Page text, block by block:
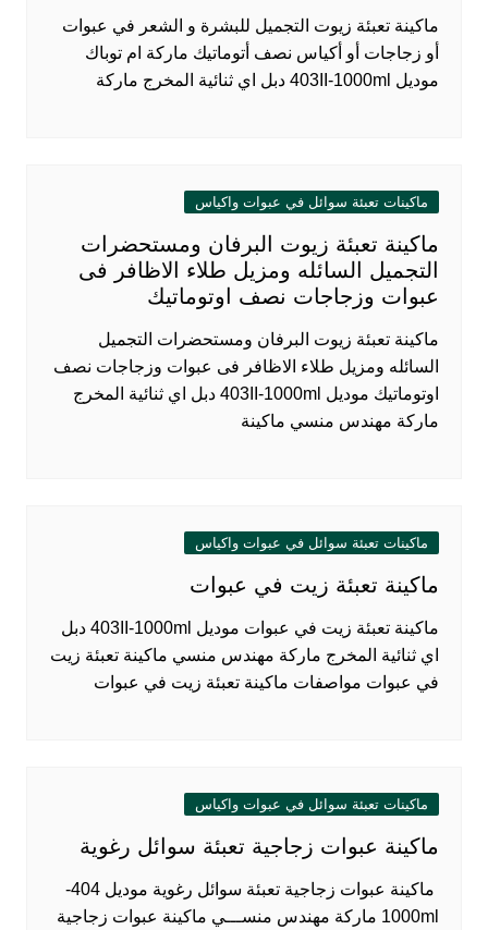
ماكينة تعبئة زيوت التجميل للبشرة و الشعر في عبوات
أو زجاجات أو أكياس نصف أتوماتيك ماركة ام توباك
موديل 403II-1000ml دبل اي ثنائية المخرج ماركة
ماكينات تعبئة سوائل في عبوات واكياس
ماكينة تعبئة زيوت البرفان ومستحضرات
التجميل السائله ومزيل طلاء الاظافر فى
عبوات وزجاجات نصف اوتوماتيك
ماكينة تعبئة زيوت البرفان ومستحضرات التجميل
السائله ومزيل طلاء الاظافر فى عبوات وزجاجات نصف
اوتوماتيك موديل 403II-1000ml دبل اي ثنائية المخرج
ماركة مهندس منسي ماكينة
ماكينات تعبئة سوائل في عبوات واكياس
ماكينة تعبئة زيت في عبوات
ماكينة تعبئة زيت في عبوات موديل 403II-1000ml دبل
اي ثنائية المخرج ماركة مهندس منسي ماكينة تعبئة زيت
في عبوات مواصفات ماكينة تعبئة زيت في عبوات
ماكينات تعبئة سوائل في عبوات واكياس
ماكينة عبوات زجاجية تعبئة سوائل رغوية
ماكينة عبوات زجاجية تعبئة سوائل رغوية موديل 404-
1000ml ماركة مهندس منســـي ماكينة عبوات زجاجية